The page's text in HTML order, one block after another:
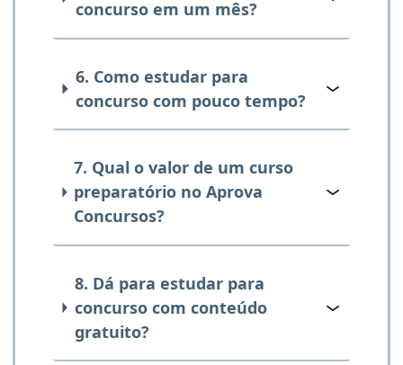
concurso em um mês?
6. Como estudar para
concurso com pouco tempo?
7. Qual o valor de um curso
preparatório no Aprova
Concursos?
8. Dá para estudar para
concurso com conteúdo
gratuito?